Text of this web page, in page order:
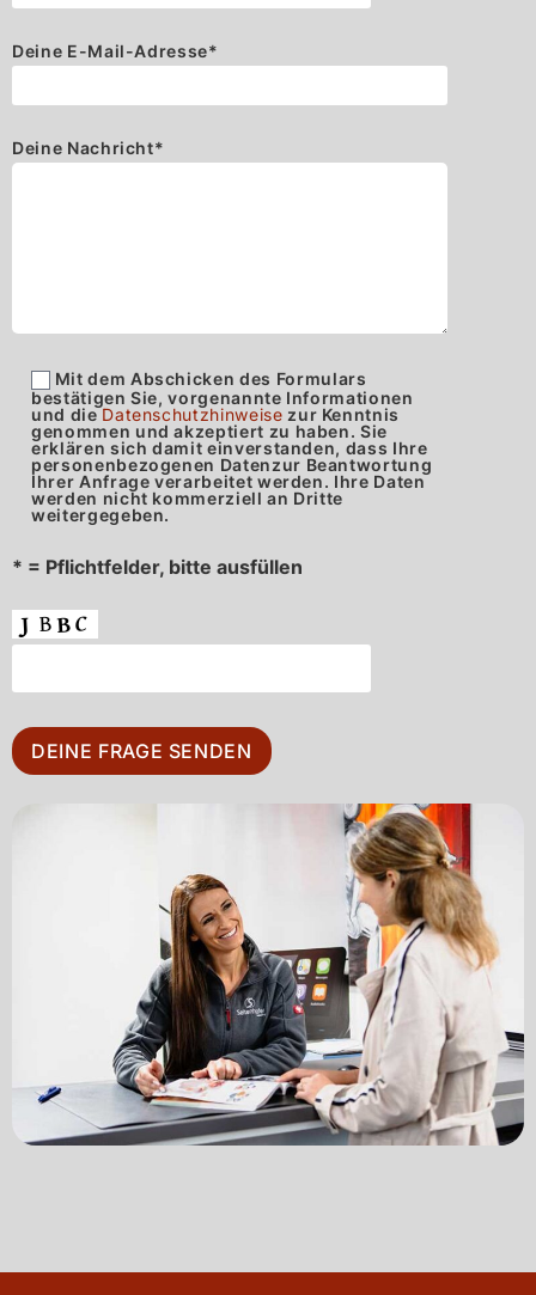
Deine E-Mail-Adresse*
Deine Nachricht*
Mit dem Abschicken des Formulars
bestätigen Sie, vorgenannte Informationen
und dieDatenschutzhinweise zur Kenntnis
genommen und akzeptiert zu haben. Sie
erklären sich damit einverstanden, dass Ihre
personenbezogenen Datenzur Beantwortung
Ihrer Anfrage verarbeitet werden. Ihre Daten
werden nicht kommerziell an Dritte
weitergegeben.
* = Pflichtfelder, bitte ausfüllen